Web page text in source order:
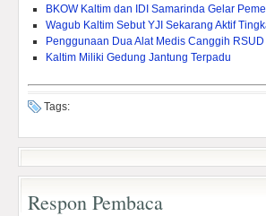
BKOW Kaltim dan IDI Samarinda Gelar
Wagub Kaltim Sebut YJI Sekarang Aktif
Penggunaan Dua Alat Medis Canggih
Kaltim Miliki Gedung Jantung Terpadu
Tags:
Respon Pembaca